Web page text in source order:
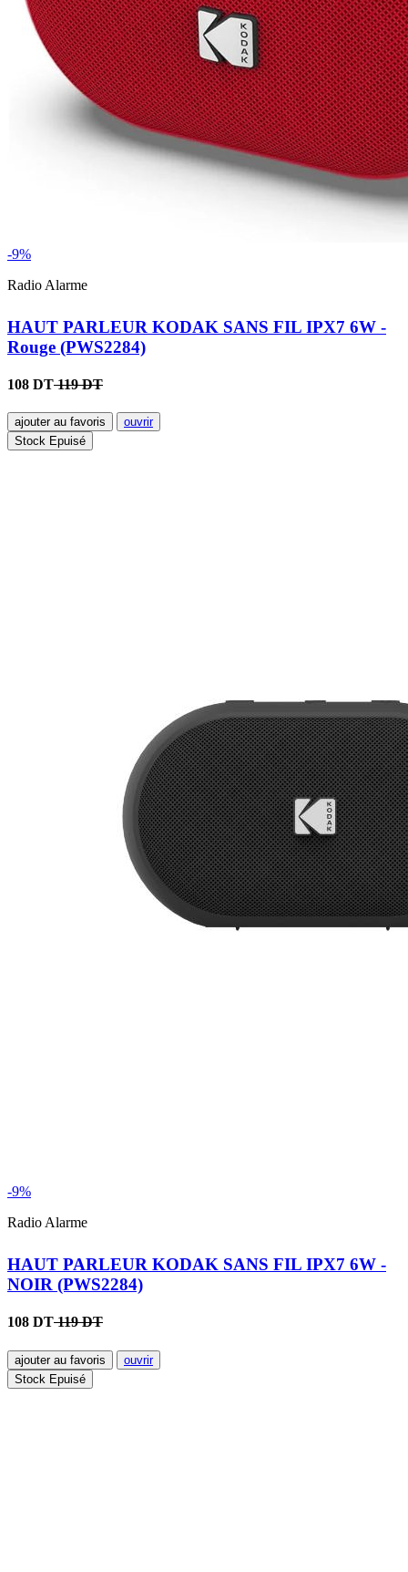
-9%
Radio Alarme
HAUT PARLEUR KODAK SANS FIL IPX7 6W -
Rouge (PWS2284)
108 DT119 DT
ajouter au favoris
ouvrir
Stock Epuisé
-9%
Radio Alarme
HAUT PARLEUR KODAK SANS FIL IPX7 6W -
NOIR (PWS2284)
108 DT119 DT
ajouter au favoris
ouvrir
Stock Epuisé